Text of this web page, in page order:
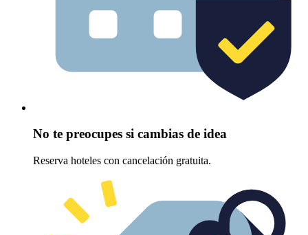
No te preocupes si cambias de idea
Reserva hoteles con cancelación gratuita.